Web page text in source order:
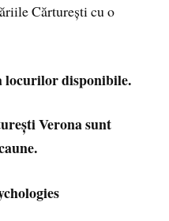
Cărturești cu o
locurilor disponibile.
Verona sunt